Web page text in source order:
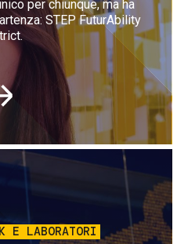
per chiunque, ma ha
STEP FuturAbility
Immagine
E LABORATORI